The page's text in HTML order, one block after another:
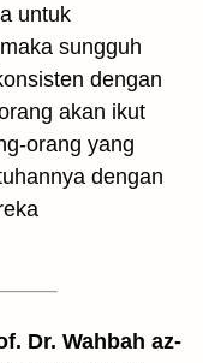
untuk
sungguh
dengan
akan ikut
orang yang
dengan
Dr. Wahbah az-